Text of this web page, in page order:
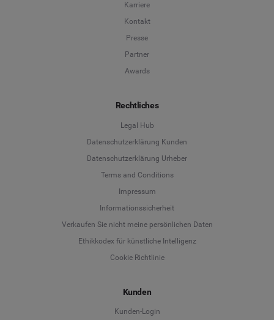
Karriere
Kontakt
Presse
Partner
Awards
Rechtliches
Legal Hub
Datenschutzerklärung Kunden
Datenschutzerklärung Urheber
Terms and Conditions
Impressum
Informationssicherheit
Verkaufen Sie nicht meine persönlichen Daten
Ethikkodex für künstliche Intelligenz
Cookie Richtlinie
Kunden
Kunden-Login
Deutsch
English